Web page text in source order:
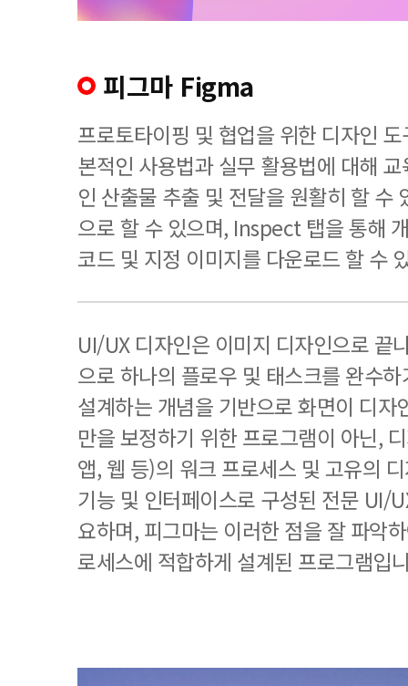
피그마 Figma
프로토타이핑 및 협업을 위한 디자인
본적인 사용법과 실무 활용법에 대해
인 산출물 추출 및 전달을 원활히 할 수
으로 할 수 있으며, Inspect 탭을 통해
코드 및 지정 이미지를 다운로드 할 수
UI/UX 디자인은 이미지 디자인으로 끝
으로 하나의 플로우 및 태스크를 완수
설계하는 개념을 기반으로 화면이 디자
만을 보정하기 위한 프로그램이 아닌,
앱, 웹 등)의 워크 프로세스 및 고유의
기능 및 인터페이스로 구성된 전문 UI/
요하며, 피그마는 이러한 점을 잘 파악
로세스에 적합하게 설계된 프로그램입